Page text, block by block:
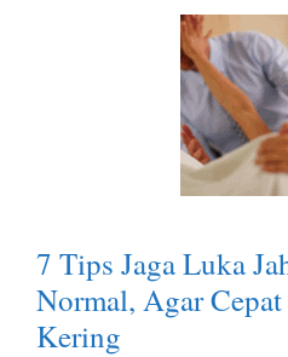
7 Tips Jaga Luka
Normal, Agar
Kering